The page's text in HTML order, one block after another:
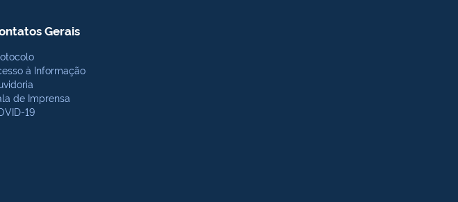
Gerais
à Informação
de Imprensa
19